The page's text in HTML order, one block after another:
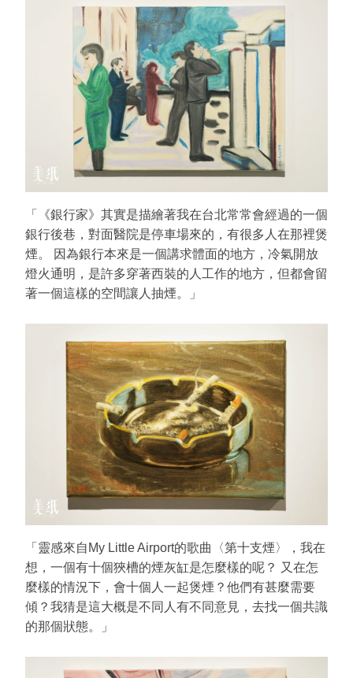
「《銀行家》其實是描繪著我在台北常常會經過的一個
銀行後巷，對面醫院是停車場來的，有很多人在那裡煲
煙。 因為銀行本來是一個講求體面的地方，冷氣開放
燈火通明，是許多穿著西裝的人工作的地方，但都會留
著一個這樣的空間讓人抽煙。」
「靈感來自My Little Airport的歌曲〈第十支煙〉，我在
想，一個有十個狹槽的煙灰缸是怎麼樣的呢？ 又在怎
麼樣的情況下，會十個人一起煲煙？他們有甚麼需要
傾？我猜是這大概是不同人有不同意見，去找一個共識
的那個狀態。」